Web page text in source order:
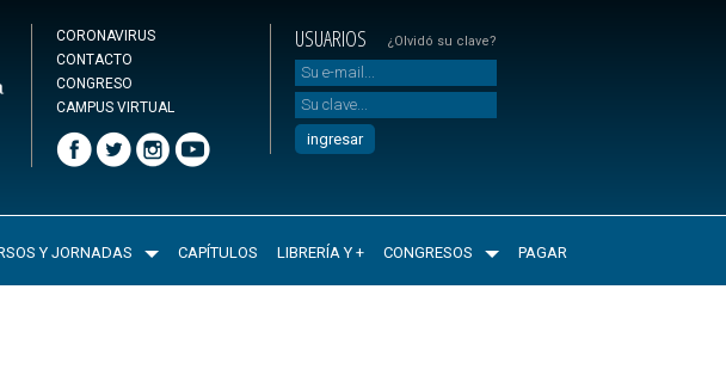
CORONAVIRUS
CONTACTO
CONGRESO
CAMPUS VIRTUAL
USUARIOS ¿Olvidó su clave?
Y JORNADAS CAPÍTULOS LIBRERÍA Y + CONGRESOS PAGAR